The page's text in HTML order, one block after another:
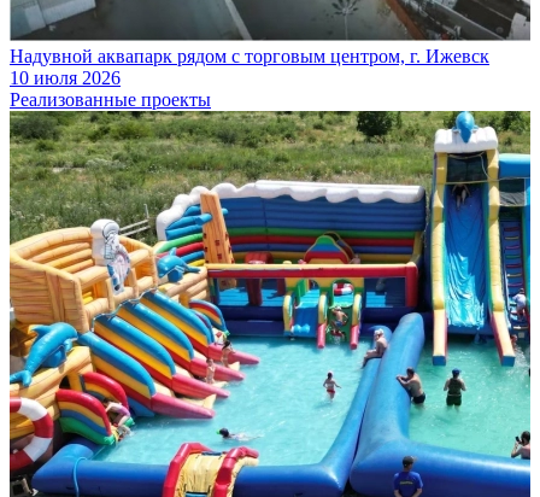
Надувной аквапарк рядом с торговым центром, г. Ижевск
10 июля 2026
Реализованные проекты